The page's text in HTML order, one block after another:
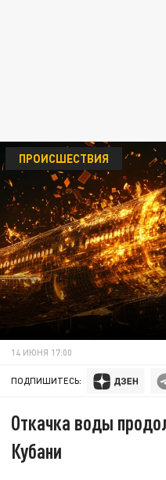
ПРОИСШЕСТВИЯ
14 ИЮНЯ 17:00
ПОДПИШИТЕСЬ:
Откачка воды
Кубани